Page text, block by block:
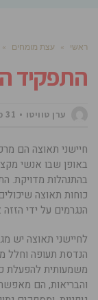
ראשי » עצת מומחים »
התפקיד
ערן טוויטו 31 מרץ, 2024
חיישני תאוצה הם
באופן שבו אנשי
בהתנהלות מדויקת.
כוחות תאוצה
הנגרמים על ידי
לחיישני תאוצה יש
הנדסת תעופה וחלל
משמעותית להפעלת
והבריאות, הם